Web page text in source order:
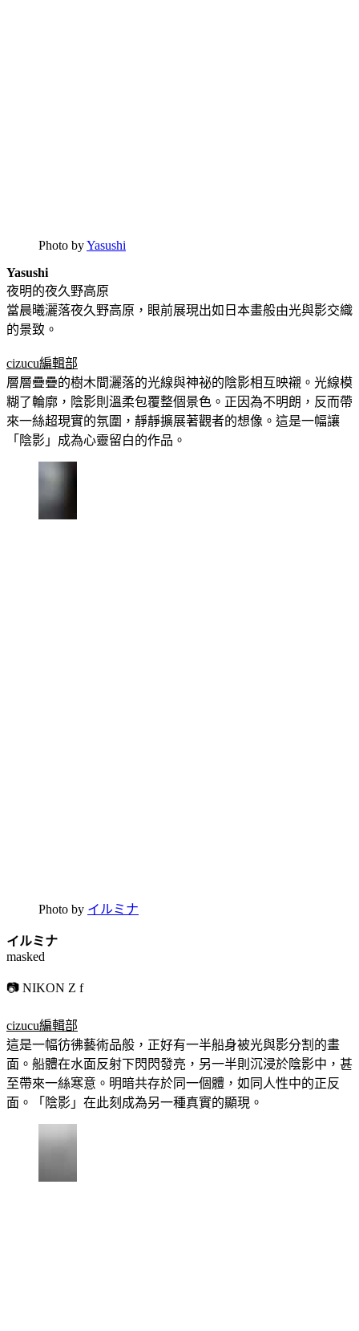
Photo byYasushi
Yasushi
夜明的夜久野高原
當晨曦灑落夜久野高原，眼前展現出如日本畫般由光與影交織
的景致。
cizucu編輯部
層層疊疊的樹木間灑落的光線與神祕的陰影相互映襯。光線模
糊了輪廓，陰影則溫柔包覆整個景色。正因為不明朗，反而帶
來一絲超現實的氛圍，靜靜擴展著觀者的想像。這是一幅讓
「陰影」成為心靈留白的作品。
Photo by イルミナ
イルミナ
masked
📷 NIKON Z f
cizucu編輯部
這是一幅彷彿藝術品般，正好有一半船身被光與影分割的畫
面。船體在水面反射下閃閃發亮，另一半則沉浸於陰影中，甚
至帶來一絲寒意。明暗共存於同一個體，如同人性中的正反
面。「陰影」在此刻成為另一種真實的顯現。